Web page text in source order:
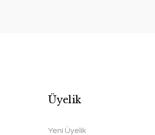
Üyelik
Yeni Üyelik